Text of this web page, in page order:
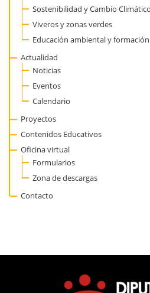
Sostenibilidad y Cambio Climático
Viveros y zonas verdes
Educación ambiental y formación
Actualidad
Noticias
Eventos
Calendario
Proyectos
Contenidos Educativos
Oficina virtual
Formularios
Zona de descargas
Contacto